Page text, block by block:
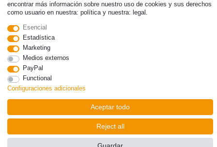
encontrar más información sobre nuestro uso de cookies y sus derechos
como usuario en nuestra: política y nuestra: legal.
Esencial
Estadística
Marketing
Medios externos
PayPal
Functional
Configuraciones adicionales
Aceptar todo
Reject all
Withdraw from contract here